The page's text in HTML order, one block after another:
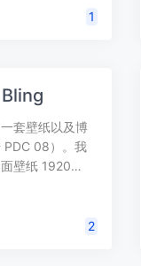
1
套壁纸以及博
PDC 08）。我
壁纸 1920…
2